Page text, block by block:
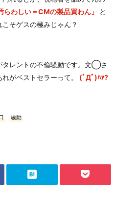
らわしい＝CMの製品買わん」
と
そゲスの極みじゃん？
タレントの不倫騒動です。文◯さ
がベストセラーって。
(ﾟДﾟ)ﾊｧ?
騒動